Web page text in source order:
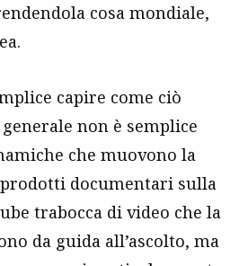
cosa mondiale,
capire come ciò
non è semplice
che muovono la
prodotti documentari sulla
trabocca di video che la
da guida all’ascolto, ma